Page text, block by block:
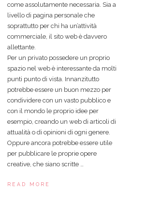
come assolutamente necessaria. Sia a
livello di pagina personale che
soprattutto per chi ha un’attività
commerciale, il sito web è davvero
allettante.
Per un privato possedere un proprio
spazio nel web è interessante da molti
punti punto di vista. Innanzitutto
potrebbe essere un buon mezzo per
condividere con un vasto pubblico e
con il mondo le proprio idee per
esempio, creando un web di articoli di
attualità o di opinioni di ogni genere.
Oppure ancora potrebbe essere utile
per pubblicare le proprie opere
creative, che siano scritte …
READ MORE